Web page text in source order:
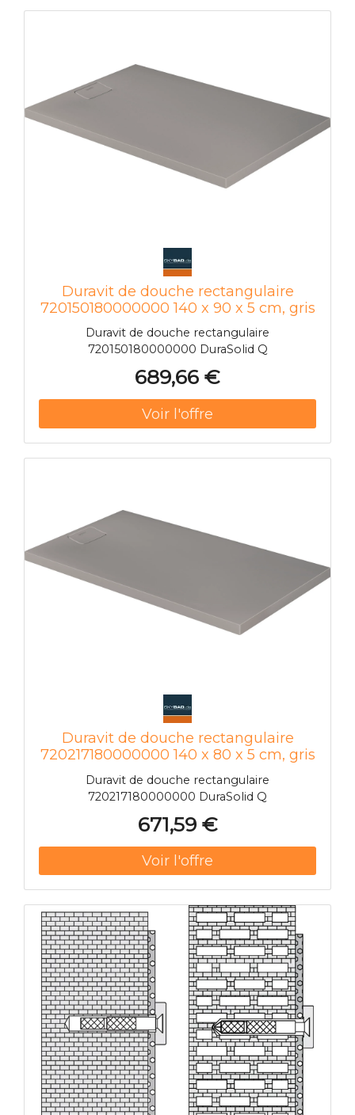
Duravit de douche rectangulaire
720150180000000 140 x 90 x 5 cm, gris
béton
Duravit de douche rectangulaire
720150180000000 DuraSolid Q
689,66 €
Duravit de douche rectangulaire
720217180000000 140 x 80 x 5 cm, gris
béton
Duravit de douche rectangulaire
720217180000000 DuraSolid Q
671,59 €